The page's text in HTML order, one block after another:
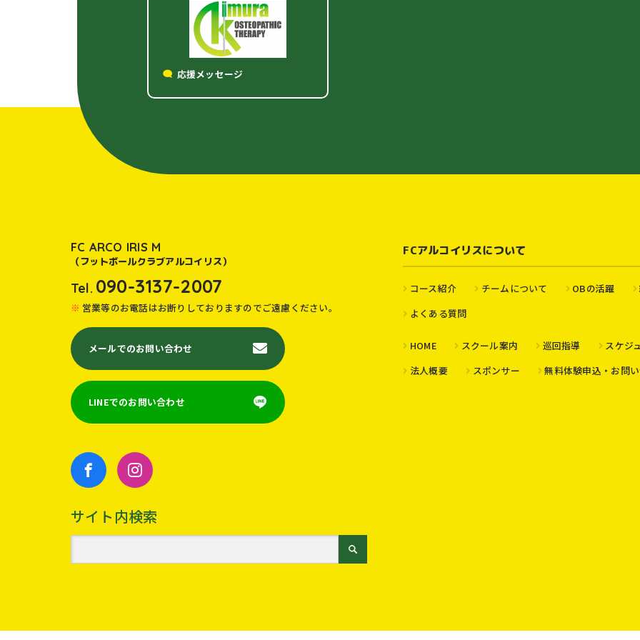
応援メッセージ
FC ARCO IRIS M
（フットボールクラブアルコイリス）
Tel. 090-3137-2007
営業等のお電話はお断りしておりますのでご遠慮ください。
メールでのお問い合わせ
LINEでのお問い合わせ
サイト内検索
FCアルコイリスについて
コース紹介 チームについて OBの活躍
よくある質問
HOME スクール案内 巡回指導 スケジ
法人概要
スポンサー 無料体験申込・お問